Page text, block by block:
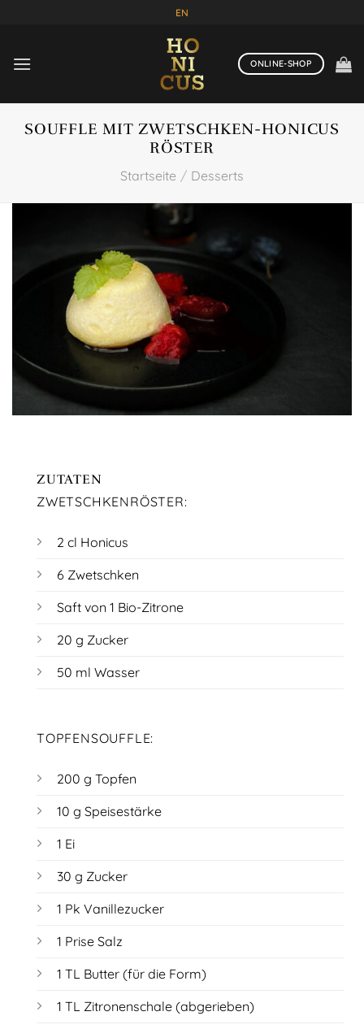
EN
ONLINE-SHOP
SOUFFLE MIT ZWETSCHKEN-HONICUS
RÖSTER
Startseite / Desserts
ZUTATEN
ZWETSCHKENRÖSTER:
2 cl Honicus
6 Zwetschken
Saft von 1 Bio-Zitrone
20 g Zucker
50 ml Wasser
TOPFENSOUFFLE:
200 g Topfen
10 g Speisestärke
1 Ei
30 g Zucker
1 Pk Vanillezucker
1 Prise Salz
1 TL Butter (für die Form)
1 TL Zitronenschale (abgerieben)